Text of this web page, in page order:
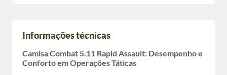
Informações técnicas
Camisa Combat 5.11 Rapid Assault: Desempenho e
Conforto em Operações Táticas